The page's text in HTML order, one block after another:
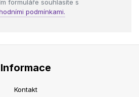
formuláře souhlasíte s
podmínkami.
Informace
Kontakt